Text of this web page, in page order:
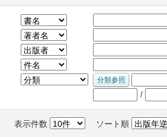
/
表示件数 ソート順